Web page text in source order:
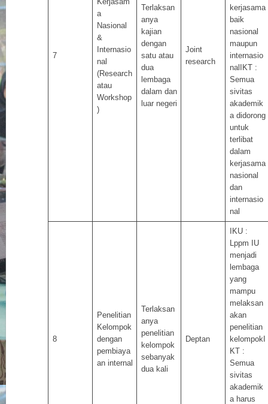
7
a
Nasional
&
Internasio
nal
(Research
atau
Workshop
)
Terlaksan
anya
kajian
dengan
satu atau
dua
lembaga
dalam dan
luar negeri
Joint
research
kerjasama
baik
nasional
maupun
internasio
nalIKT :
Semua
sivitas
akademik
a didorong
untuk
terlibat
dalam
kerjasama
nasional
dan
internasio
nal
8
Penelitian
Kelompok
dengan
pembiaya
an internal
Terlaksan
anya
penelitian
kelompok
sebanyak
dua kali
Deptan
IKU :
Lppm IU
menjadi
lembaga
yang
mampu
melaksan
akan
penelitian
kelompokI
KT :
Semua
sivitas
akademik
a harus